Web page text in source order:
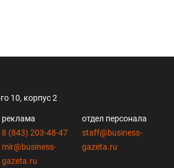
10, корпус 2
реклама
8 (843) 203-48-47
mir@business-
gazeta.ru
отдел персонала
staff@business-
gazeta.ru